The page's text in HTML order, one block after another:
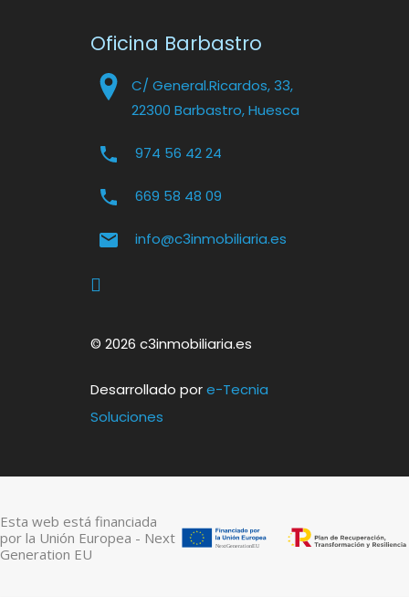
Oficina Barbastro
C/ General.Ricardos, 33,
22300 Barbastro, Huesca
974 56 42 24
669 58 48 09
info@c3inmobiliaria.es
© 2026 c3inmobiliaria.es
Desarrollado pore-Tecnia
Soluciones
Esta web está financiada
por la Unión Europea - Next
Generation EU